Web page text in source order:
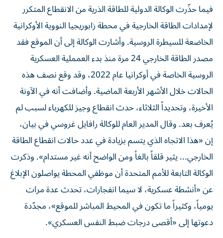
فيما حذّرت الوكالة الدولية للطاقة الذرية من الانقطاع المتكرر
لإمدادات الطاقة الخارجية في محطة زابوريجيا النووية الأوكرانية
الخاضعة للسيطرة الروسية. وأشارت الوكالة إلى أن الموقع فقد
مصدر الطاقة الخارجي 24 مرة منذ بدء العمملية العسكرية
الروسية الخاصة في أوكرانيا عام 2022، وقد وقع نصف هذه
الحالات خلال الأشهر الأربعة الماضية. وأضافت أنه في الآونة
الأخيرة، وتحديداً الثلاثاء، حدث انقطاع وجيز للكهرباء لسبب لم
يُعرف بعد. وقال المدير العام للوكالة رافايل غروسي في بيان،
إن «هذا الاتجاه الذي يتسم بزيادة في عدد حالات انقطاع الطاقة
الخارجي... يثير قلقاً بالغاً ومن الواضح أنه غير مستدام». وذكرت
الوكالة التابعة للأمم المتحدة أن موظفي المحطة يواصلون الإبلاغ
عن «أنشطة عسكرية، لا سيما انفجارات، تحدث عدة مرات
يومياً، وكثيراً ما تكون في المحيط المباشر للموقع»، مجدّدة
دعوتها إلى «أقصى درجات ضبط النفس العسكري».